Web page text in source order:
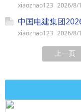
xiaozhao123 2026/8/1
中国电建集团
xiaozhao123 2026/8/1
上一页